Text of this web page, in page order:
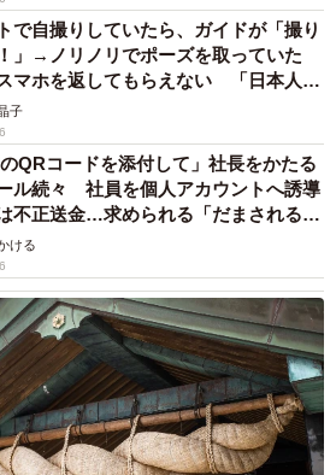
で自撮りしていたら、ガイドが「撮り
」→ノリノリでポーズを取っていた
ホを返してもらえない 「日本人は
かも」「私は6時間で3万円払った」
子
のQRコードを添付して」社長をかたる
ル続々 社員を個人アカウントへ誘導
不正送金…求められる「だまされる前
策
ける